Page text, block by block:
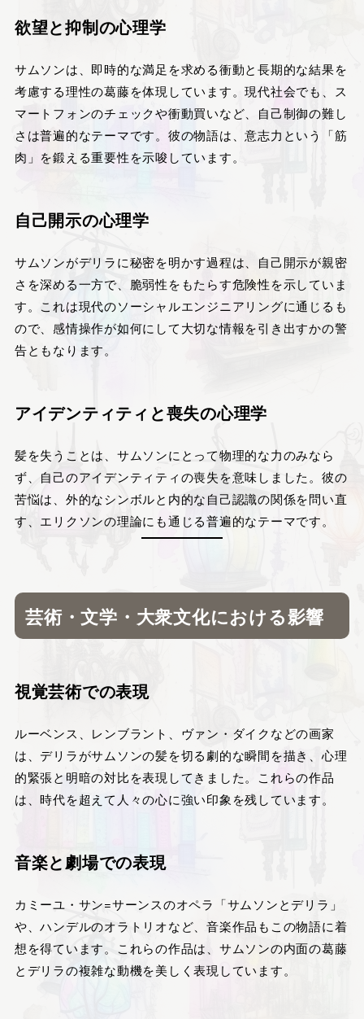
欲望と抑制の心理学
サムソンは、即時的な満足を求める衝動と長期的な結果を
考慮する理性の葛藤を体現しています。現代社会でも、ス
マートフォンのチェックや衝動買いなど、自己制御の難し
さは普遍的なテーマです。彼の物語は、意志力という「筋
肉」を鍛える重要性を示唆しています。
自己開示の心理学
サムソンがデリラに秘密を明かす過程は、自己開示が親密
さを深める一方で、脆弱性をもたらす危険性を示していま
す。これは現代のソーシャルエンジニアリングに通じるも
ので、感情操作が如何にして大切な情報を引き出すかの警
告ともなります。
アイデンティティと喪失の心理学
髪を失うことは、サムソンにとって物理的な力のみなら
ず、自己のアイデンティティの喪失を意味しました。彼の
苦悩は、外的なシンボルと内的な自己認識の関係を問い直
す、エリクソンの理論にも通じる普遍的なテーマです。
芸術・文学・大衆文化における影響
視覚芸術での表現
ルーベンス、レンブラント、ヴァン・ダイクなどの画家
は、デリラがサムソンの髪を切る劇的な瞬間を描き、心理
的緊張と明暗の対比を表現してきました。これらの作品
は、時代を超えて人々の心に強い印象を残しています。
音楽と劇場での表現
カミーユ・サン=サーンスのオペラ「サムソンとデリラ」
や、ハンデルのオラトリオなど、音楽作品もこの物語に着
想を得ています。これらの作品は、サムソンの内面の葛藤
とデリラの複雑な動機を美しく表現しています。